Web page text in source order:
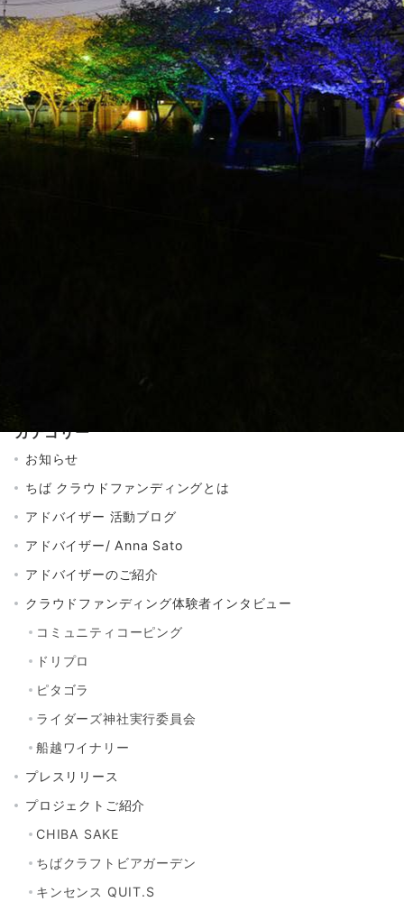
Menu
7iroraitoappunosakura
2021年3月6日
アドバイザー
カテゴリー
お知らせ
ちば クラウドファンディングとは
アドバイザー 活動ブログ
アドバイザー/ Anna Sato
アドバイザーのご紹介
クラウドファンディング体験者インタビュー
コミュニティコーピング
ドリプロ
ピタゴラ
ライダーズ神社実行委員会
船越ワイナリー
プレスリリース
プロジェクトご紹介
CHIBA SAKE
ちばクラフトビアガーデン
キンセンス QUIT.S